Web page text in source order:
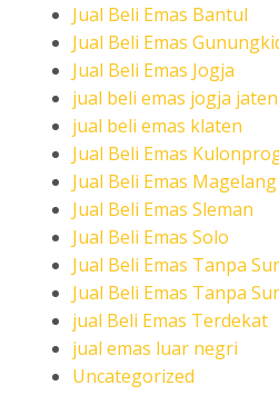
Jual Beli Emas Bantul
Jual Beli Emas
Jual Beli Emas Jogja
jual beli emas jogja
jual beli emas klaten
Jual Beli Emas
Jual Beli Emas Magelang
Jual Beli Emas Sleman
Jual Beli Emas Solo
Jual Beli Emas Tanpa
Jual Beli Emas Tanpa
jual Beli Emas Terdekat
jual emas luar negri
Uncategorized